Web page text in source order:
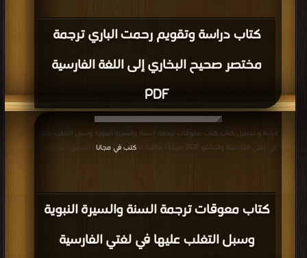
كتاب دراسة وتقويم رحمت الباري ترجمة
مختصر صحيح البخاري إلى اللغة الفارسية
PDF
كتاب معوقات ترجمة السنة والسيرة النبوية
وسبل التغلب عليها في لغتي الفارسية
قراءة و تحميل كتاب كتاب معوقات ترجمة السنة والسيرة النبوية وسبل التغلب عليها
في لغتي الفارسية والبشتو PDF مجانا | مكتبة >
كتب في مجانا | التحميل : مرة/مرات